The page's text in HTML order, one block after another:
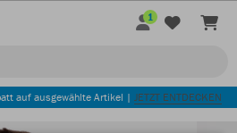
1
auf ausgewählte Artikel | JETZT ENTDECKEN